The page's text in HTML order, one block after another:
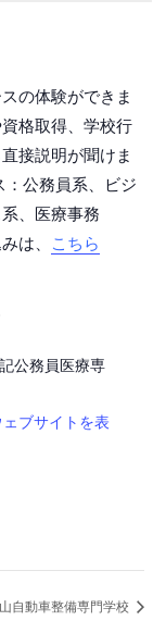
の体験ができま
格取得、学校行
接説明が聞けま
公務員系、ビジ
、医療事務
、 こちら
公務員医療専
ブサイトを表
自動車整備専門学校